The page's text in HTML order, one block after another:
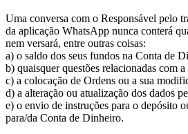
Uma conversa com o Responsável pelo
da aplicação WhatsApp nunca conterá
nem versará, entre outras coisas:
a) o saldo dos seus fundos na Conta de
b) quaisquer questões relacionadas com
c) a colocação de Ordens ou a sua
d) a alteração ou atualização dos dados
e) o envio de instruções para o depósito
para/da Conta de Dinheiro.